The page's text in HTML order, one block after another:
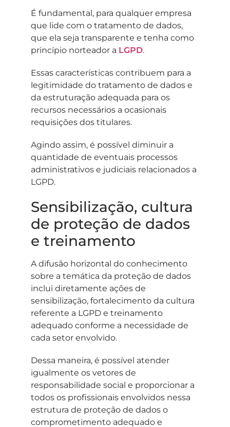
É fundamental, para qualquer empresa
que lide com o tratamento de dados,
que ela seja transparente e tenha como
princípio norteador a LGPD.
Essas características contribuem para a
legitimidade do tratamento de dados e
da estruturação adequada para os
recursos necessários a ocasionais
requisições dos titulares.
Agindo assim, é possível diminuir a
quantidade de eventuais processos
administrativos e judiciais relacionados a
LGPD.
Sensibilização, cultura
de proteção de dados
e treinamento
A difusão horizontal do conhecimento
sobre a temática da proteção de dados
inclui diretamente ações de
sensibilização, fortalecimento da cultura
referente a LGPD e treinamento
adequado conforme a necessidade de
cada setor envolvido.
Dessa maneira, é possível atender
igualmente os vetores de
responsabilidade social e proporcionar a
todos os profissionais envolvidos nessa
estrutura de proteção de dados o
comprometimento adequado e